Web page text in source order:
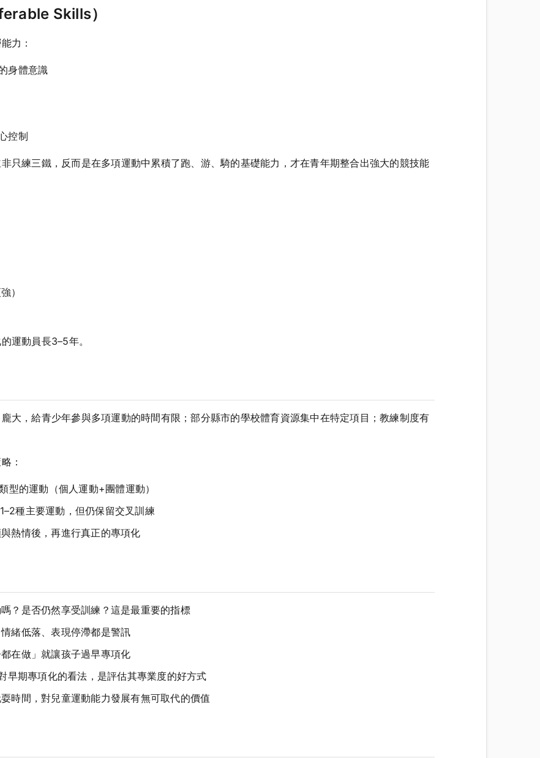
Skills）
力：
身體意識
控制
只練三鐵，反而是在多項運動中累積了跑、游、騎的基礎能力，才在青年期整合出強大的競技能
）
運動員長3–5年。
大，給青少年參與多項運動的時間有限；部分縣市的學校體育資源集中在特定項目；教練制度有
：
型的運動（個人運動+團體運動）
1–2種主要運動，但仍保留交叉訓練
與熱情後，再進行真正的專項化
？是否仍然享受訓練？這是最重要的指標
情緒低落、表現停滯都是警訊
在做」就讓孩子過早專項化
早期專項化的看法，是評估其專業度的好方式
耍時間，對兒童運動能力發展有無可取代的價值